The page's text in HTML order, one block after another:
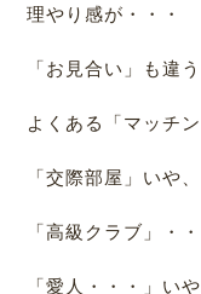
理やり感が・・・
「お見合い」も違
よくある「マッチ
「交際部屋」いや
「高級クラブ」・
「愛人・・・」い